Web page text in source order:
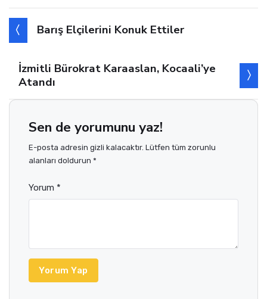
Barış Elçilerini Konuk Ettiler
İzmitli Bürokrat Karaaslan, Kocaali’ye
Atandı
Sen de yorumunu yaz!
E-posta adresin gizli kalacaktır. Lütfen tüm zorunlu
alanları doldurun *
Yorum *
Yorum Yap